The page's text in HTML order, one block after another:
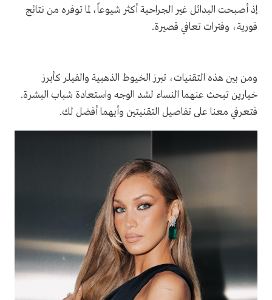
إذ أصبحت البدائل غير الجراحية أكثر شيوعاً، لما توفره من نتائج
فورية، وفترات تعافي قصيرة.
ومن بين هذه التقنيات، تبرز الخيوط الذهبية والفيلر كأبرز
خيارين تبحث عنهما النساء لشد الوجه واستعادة شباب البشرة.
فتعرفي معنا على تفاصيل التقنيتين وأيهما أفضل لك.